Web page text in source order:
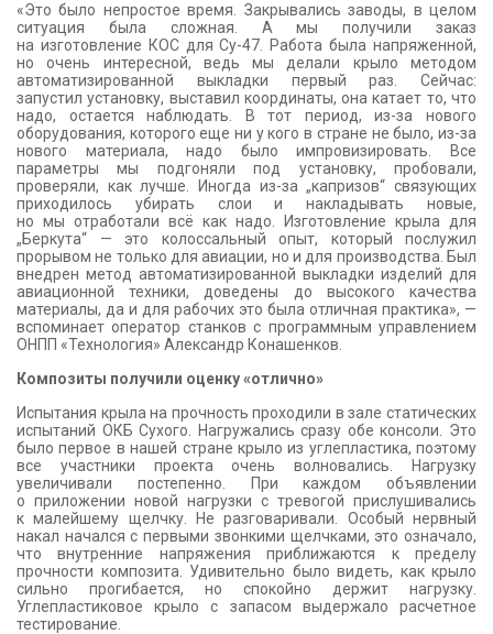
«Это было непростое время. Закрывались заводы, в целом
ситуация была сложная. А мы получили заказ
на изготовление КОС для Су-47. Работа была напряженной,
но очень интересной, ведь мы делали крыло методом
автоматизированной выкладки первый раз. Сейчас:
запустил установку, выставил координаты, она катает то, что
надо, остается наблюдать. В тот период, из-за нового
оборудования, которого еще ни у кого в стране не было, из-за
нового материала, надо было импровизировать. Все
параметры мы подгоняли под установку, пробовали,
проверяли, как лучше. Иногда из-за „капризов“ связующих
приходилось убирать слои и накладывать новые,
но мы отработали всё как надо. Изготовление крыла для
„Беркута“ — это колоссальный опыт, который послужил
прорывом не только для авиации, но и для производства. Был
внедрен метод автоматизированной выкладки изделий для
авиационной техники, доведены до высокого качества
материалы, да и для рабочих это была отличная практика», —
вспоминает оператор станков с программным управлением
ОНПП «Технология» Александр Конашенков.
Композиты получили оценку «отлично»
Испытания крыла на прочность проходили в зале статических
испытаний ОКБ Сухого. Нагружались сразу обе консоли. Это
было первое в нашей стране крыло из углепластика, поэтому
все участники проекта очень волновались. Нагрузку
увеличивали постепенно. При каждом объявлении
о приложении новой нагрузки с тревогой прислушивались
к малейшему щелчку. Не разговаривали. Особый нервный
накал начался с первыми звонкими щелчками, это означало,
что внутренние напряжения приближаются к пределу
прочности композита. Удивительно было видеть, как крыло
сильно прогибается, но спокойно держит нагрузку.
Углепластиковое крыло с запасом выдержало расчетное
тестирование.